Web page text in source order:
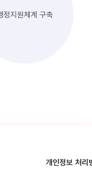
정지원체계 구축
개인정보 처리